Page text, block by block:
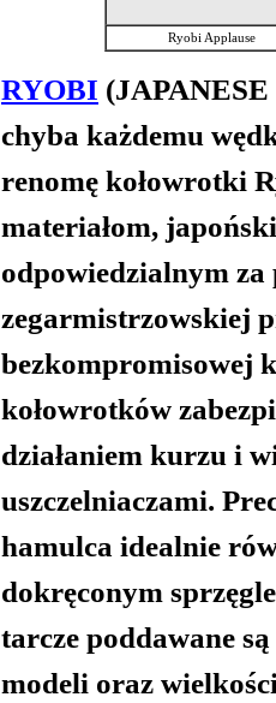
Ryobi Applause
RYOBI
chyba każdemu
renomę kołowrotki
materiałom,
odpowiedzialnym za
zegarmistrzowskiej
bezkompromisowej
kołowrotków
działaniem kurzu i
uszczelniaczami.
hamulca idealnie
dokręconym
tarcze poddawane
modeli oraz